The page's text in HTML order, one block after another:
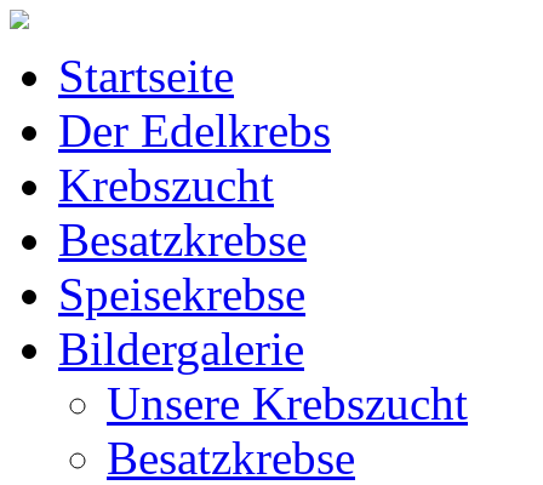
Startseite
Der Edelkrebs
Krebszucht
Besatzkrebse
Speisekrebse
Bildergalerie
Unsere Krebszucht
Besatzkrebse